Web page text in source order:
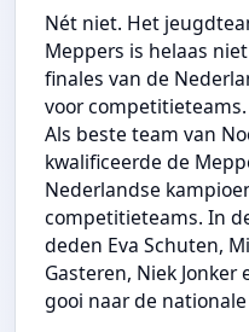
Nét niet. Het
Meppers is helaas
finales van de
voor competitieteams.
Als beste team van
kwalificeerde de
Nederlandse
competitieteams. In
deden Eva Schuten,
Gasteren, Niek
gooi naar de